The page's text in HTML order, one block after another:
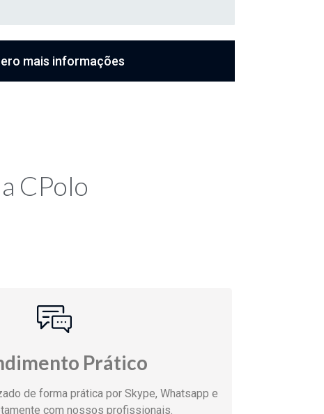
mais informações
CPolo
Prático
de forma prática por Skype, Whatsapp e
com nossos profissionais.